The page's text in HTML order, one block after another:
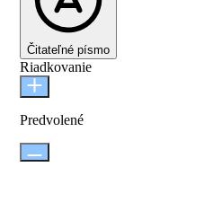
Čitateľné písmo
Riadkovanie
Predvolené